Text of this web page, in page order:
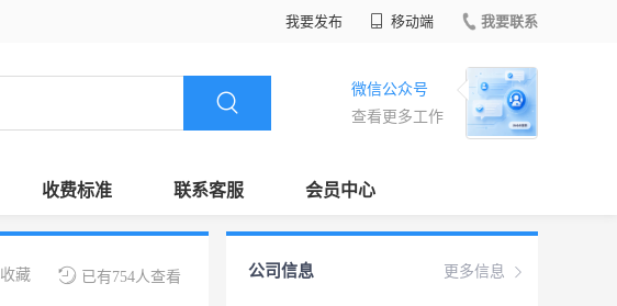
我要发布 移动端 我要联系
微信公众号
查看更多工作
收费标准 联系客服 会员中心
已有754人查看
收藏 更多信息
公司信息